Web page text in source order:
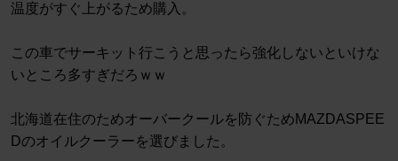
温度がすぐ上がるため購入。
この車でサーキット行こうと思ったら強化しないといけな
いところ多すぎだろｗｗ
北海道在住のためオーバークールを防ぐためMAZDASPEE
Dのオイルクーラーを選びました。